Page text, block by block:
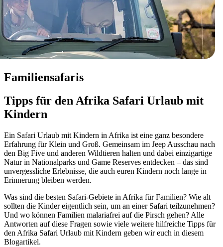
Familiensafaris
Tipps für den Afrika Safari Urlaub mit
Kindern
Ein Safari Urlaub mit Kindern in Afrika ist eine ganz besondere
Erfahrung für Klein und Groß. Gemeinsam im Jeep Ausschau nach
den Big Five und anderen Wildtieren halten und dabei einzigartige
Natur in Nationalparks und Game Reserves entdecken – das sind
unvergessliche Erlebnisse, die auch euren Kindern noch lange in
Erinnerung bleiben werden.
Was sind die besten Safari-Gebiete in Afrika für Familien? Wie alt
sollten die Kinder eigentlich sein, um an einer Safari teilzunehmen?
Und wo können Familien malariafrei auf die Pirsch gehen? Alle
Antworten auf diese Fragen sowie viele weitere hilfreiche Tipps für
den Afrika Safari Urlaub mit Kindern geben wir euch in diesem
Blogartikel.